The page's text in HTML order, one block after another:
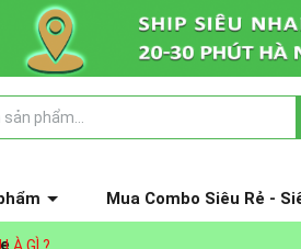
Mua Combo Siêu Rẻ -